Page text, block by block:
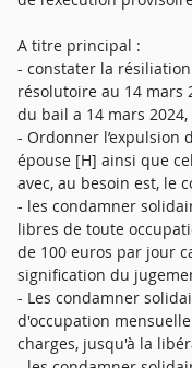
A titre principal :
- constater la
résolutoire au 14
du bail a 14 mars 2024,
- Ordonner l’expulsion
épouse [H] ainsi que
avec, au besoin est, le
- les condamner
libres de toute
de 100 euros par jour
signification du
- Les condamner
d'occupation
charges, jusqu'à la